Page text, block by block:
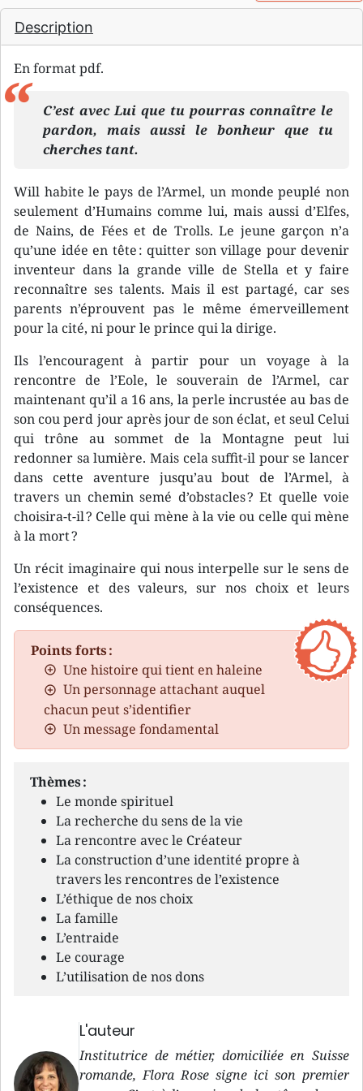
Description
En format pdf.
C’est avec Lui que tu pourras connaître le
pardon, mais aussi le bonheur que tu
cherches tant.
Will habite le pays de l’Armel, un monde peuplé non
seulement d’Humains comme lui, mais aussi d’Elfes,
de Nains, de Fées et de Trolls. Le jeune garçon n’a
qu’une idée en tête : quitter son village pour devenir
inventeur dans la grande ville de Stella et y faire
reconnaître ses talents. Mais il est partagé, car ses
parents n’éprouvent pas le même émerveillement
pour la cité, ni pour le prince qui la dirige.
Ils l’encouragent à partir pour un voyage à la
rencontre de l’Eole, le souverain de l’Armel, car
maintenant qu’il a 16 ans, la perle incrustée au bas de
son cou perd jour après jour de son éclat, et seul Celui
qui trône au sommet de la Montagne peut lui
redonner sa lumière. Mais cela suffit-il pour se lancer
dans cette aventure jusqu’au bout de l’Armel, à
travers un chemin semé d’obstacles ? Et quelle voie
choisira-t-il ? Celle qui mène à la vie ou celle qui mène
à la mort ?
Un récit imaginaire qui nous interpelle sur le sens de
l’existence et des valeurs, sur nos choix et leurs
conséquences.
Points forts :
Une histoire qui tient en haleine
Un personnage attachant auquel
chacun peut s’identifier
Un message fondamental
Thèmes :
Le monde spirituel
La recherche du sens de la vie
La rencontre avec le Créateur
La construction d’une identité propre à
travers les rencontres de l’existence
L’éthique de nos choix
La famille
L’entraide
Le courage
L’utilisation de nos dons
L'auteur
Institutrice de métier, domiciliée en Suisse
romande, Flora Rose signe ici son premier